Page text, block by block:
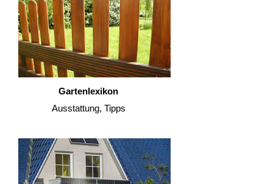
Gartenlexikon
Ausstattung, Tipps